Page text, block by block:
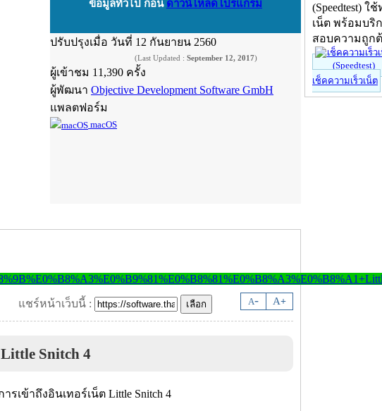
ข้อมูลทั่วไป ก่อน ดาวน์โหลดโปรแกรม
ปรับปรุงเมื่อ วันที่ 12 กันยายน 2560
(Last Updated : September 12, 2017)
ผู้เข้าชม 11,390 ครั้ง
ผู้พัฒนา Objective Development Software GmbH
แพลตฟอร์ม
macOS
A- A+
แชร์หน้าเว็บนี้ :
Little Snitch 4
(Speedtest) ใ
เน็ต พร้อมบริ
สอบความถูก
เช็คความเร็วเน็ต